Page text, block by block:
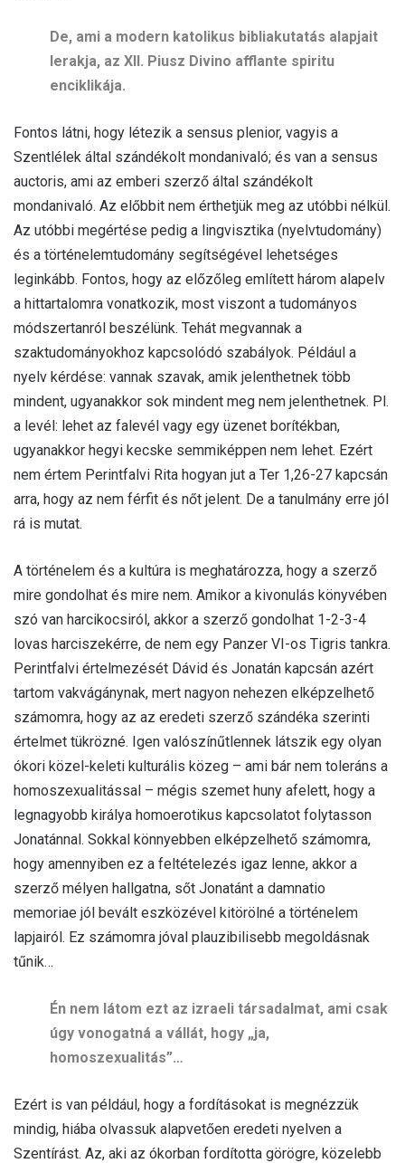
De, ami a modern katolikus bibliakutatás alapjait
lerakja, az XII. Piusz Divino afflante spiritu
enciklikája.
Fontos látni, hogy létezik a sensus plenior, vagyis a
Szentlélek által szándékolt mondanivaló; és van a sensus
auctoris, ami az emberi szerző által szándékolt
mondanivaló. Az előbbit nem érthetjük meg az utóbbi nélkül.
Az utóbbi megértése pedig a lingvisztika (nyelvtudomány)
és a történelemtudomány segítségével lehetséges
leginkább. Fontos, hogy az előzőleg említett három alapelv
a hittartalomra vonatkozik, most viszont a tudományos
módszertanról beszélünk. Tehát megvannak a
szaktudományokhoz kapcsolódó szabályok. Például a
nyelv kérdése: vannak szavak, amik jelenthetnek több
mindent, ugyanakkor sok mindent meg nem jelenthetnek. Pl.
a levél: lehet az falevél vagy egy üzenet borítékban,
ugyanakkor hegyi kecske semmiképpen nem lehet. Ezért
nem értem Perintfalvi Rita hogyan jut a Ter 1,26-27 kapcsán
arra, hogy az nem férfit és nőt jelent. De a tanulmány erre jól
rá is mutat.
A történelem és a kultúra is meghatározza, hogy a szerző
mire gondolhat és mire nem. Amikor a kivonulás könyvében
szó van harcikocsiról, akkor a szerző gondolhat 1-2-3-4
lovas harciszekérre, de nem egy Panzer VI-os Tigris tankra.
Perintfalvi értelmezését Dávid és Jonatán kapcsán azért
tartom vakvágánynak, mert nagyon nehezen elképzelhető
számomra, hogy az az eredeti szerző szándéka szerinti
értelmet tükrözné. Igen valószínűtlennek látszik egy olyan
ókori közel-keleti kulturális közeg – ami bár nem toleráns a
homoszexualitással – mégis szemet huny afelett, hogy a
legnagyobb királya homoerotikus kapcsolatot folytasson
Jonatánnal. Sokkal könnyebben elképzelhető számomra,
hogy amennyiben ez a feltételezés igaz lenne, akkor a
szerző mélyen hallgatna, sőt Jonatánt a damnatio
memoriae jól bevált eszközével kitörölné a történelem
lapjairól. Ez számomra jóval plauzibilisebb megoldásnak
tűnik…
Én nem látom ezt az izraeli társadalmat, ami csak
úgy vonogatná a vállát, hogy „ja,
homoszexualitás”…
Ezért is van például, hogy a fordításokat is megnézzük
mindig, hiába olvassuk alapvetően eredeti nyelven a
Szentírást. Az, aki az ókorban fordította görögre, közelebb